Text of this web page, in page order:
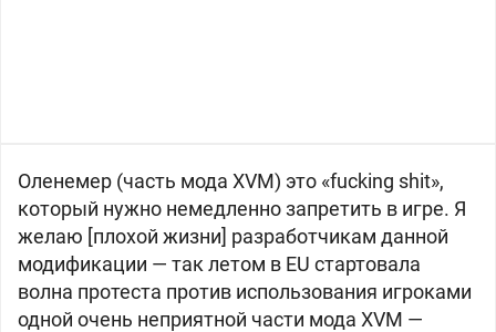
Оленемер (часть мода XVM) это «fucking shit»,
который нужно немедленно запретить в игре. Я
желаю [плохой жизни] разработчикам данной
модификации — так летом в EU стартовала
волна протеста против использования игроками
одной очень неприятной части мода XVM —